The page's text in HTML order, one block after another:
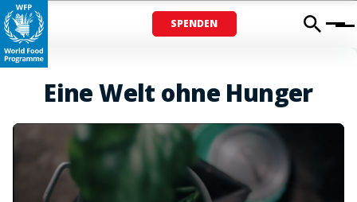
SPENDEN Menu
Eine Welt ohne Hunger